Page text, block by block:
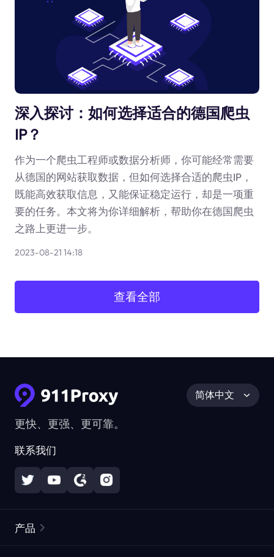
深入探讨：如何选择适合的德国爬虫
IP？
作为一个爬虫工程师或数据分析师，你可能经常需要
从德国的网站获取数据，但如何选择合适的爬虫IP，
既能高效获取信息，又能保证稳定运行，却是一项重
要的任务。本文将为你详细解析，帮助你在德国爬虫
之路上更进一步。
2023-08-21 14:18
查看全部
更快、更强、更可靠。
联系我们
简体中文
产品